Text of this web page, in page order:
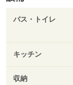
バス・トイレ
キッチン
収納